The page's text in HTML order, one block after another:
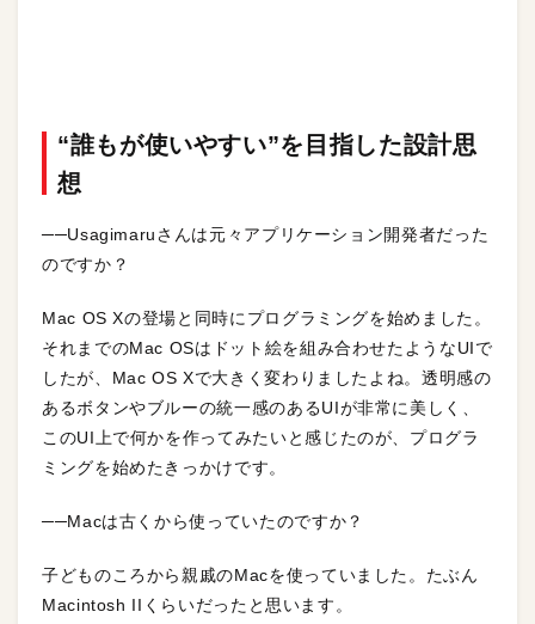
“誰もが使いやすい”を目指した設計思
想
──Usagimaruさんは元々アプリケーション開発者だった
のですか？
Mac OS Xの登場と同時にプログラミングを始めました。
それまでのMac OSはドット絵を組み合わせたようなUIで
したが、Mac OS Xで大きく変わりましたよね。透明感の
あるボタンやブルーの統一感のあるUIが非常に美しく、
このUI上で何かを作ってみたいと感じたのが、プログラ
ミングを始めたきっかけです。
──Macは古くから使っていたのですか？
子どものころから親戚のMacを使っていました。たぶん
Macintosh IIくらいだったと思います。